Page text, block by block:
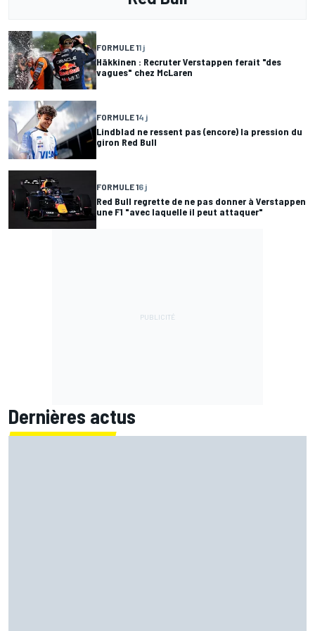
FORMULE 11 j
Häkkinen : Recruter Verstappen ferait "des
vagues" chez McLaren
FORMULE 14 j
Lindblad ne ressent pas (encore) la pression du
giron Red Bull
FORMULE 16 j
Red Bull regrette de ne pas donner à Verstappen
une F1 "avec laquelle il peut attaquer"
Dernières actus